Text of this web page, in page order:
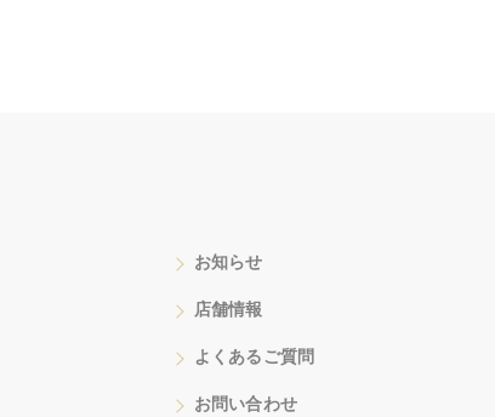
お知らせ
店舗情報
よくあるご質問
お問い合わせ